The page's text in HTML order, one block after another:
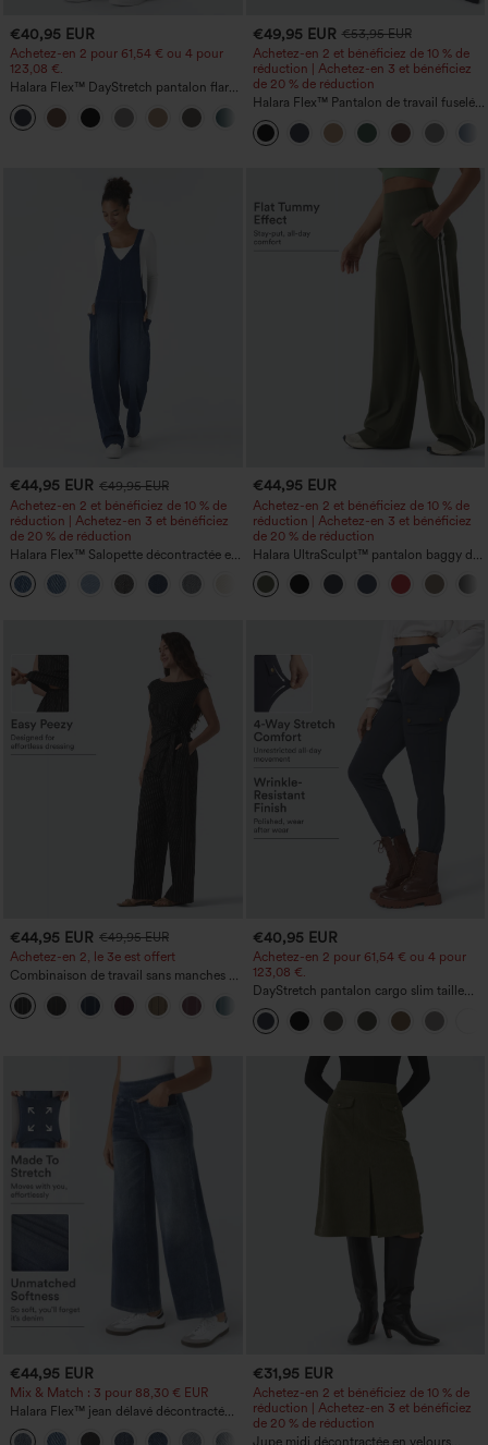
€40,95 EUR
Achetez-en 2 pour 61,54 € ou 4 pour
123,08 €.
Halara Flex™ DayStretch pantalon flare
de travail, taille mi-haute, poche latérale
zippée
€49,95 EUR €53,95 EUR
Achetez-en 2 et bénéficiez de 10 % de
réduction | Achetez-en 3 et bénéficiez
de 20 % de réduction
Halara Flex™ Pantalon de travail fuselé,
uni, taille haute, avec poches
€44,95 EUR €49,95 EUR
Achetez-en 2 et bénéficiez de 10 % de
réduction | Achetez-en 3 et bénéficiez
de 20 % de réduction
Halara Flex™ Salopette décontractée en
denim lavé à encolure en V avec poche
+1
€44,95 EUR
Achetez-en 2 et bénéficiez de 10 % de
réduction | Achetez-en 3 et bénéficiez
de 20 % de réduction
Halara UltraSculpt™ pantalon baggy de
yoga taille haute à effet gainant pour le
ventre, à rayures color block, avec
poches
€44,95 EUR €49,95 EUR
Achetez-en 2, le 3e est offert
Combinaison de travail sans manches à
encolure bateau, côtés noués, toucher
frais, rayée, avec poches — Édition Easy
Peezy
€40,95 EUR
Achetez-en 2 pour 61,54 € ou 4 pour
123,08 €.
DayStretch pantalon cargo slim taille
haute, poches zippées, uni
€44,95 EUR
Mix & Match : 3 pour 88,30 € EUR
Halara Flex™ jean délavé décontracté
taille haute à poches, coupe baggy à
+2
€31,95 EUR
Achetez-en 2 et bénéficiez de 10 % de
réduction | Achetez-en 3 et bénéficiez
de 20 % de réduction